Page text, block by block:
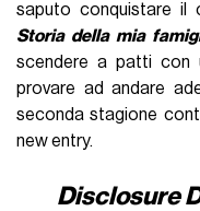
saputo conquistare il
Storia della mia
scendere a patti con
provare ad andare
seconda stagione
new entry.
Disclosure